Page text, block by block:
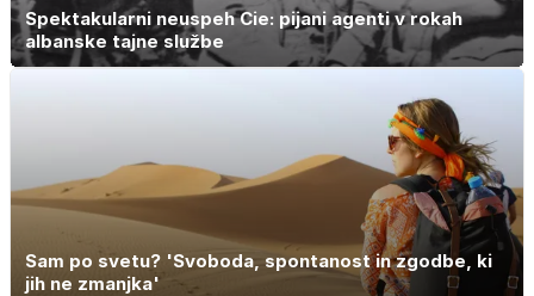
Spektakularni neuspeh Cie: pijani agenti v rokah
albanske tajne službe
Sam po svetu? 'Svoboda, spontanost in zgodbe, ki
jih ne zmanjka'